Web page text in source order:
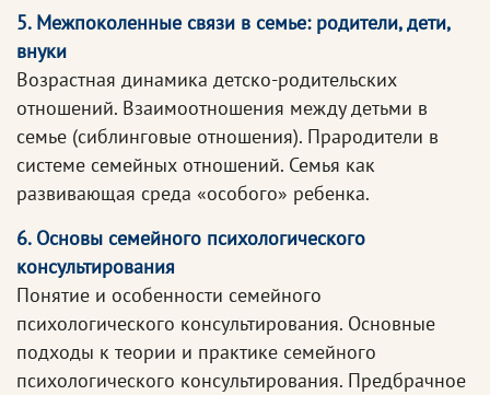
5. Межпоколенные связи в семье: родители, дети,
внуки
Возрастная динамика детско-родительских
отношений. Взаимоотношения между детьми в
семье (сиблинговые отношения). Прародители в
системе семейных отношений. Семья как
развивающая среда «особого» ребенка.
6. Основы семейного психологического
консультирования
Понятие и особенности семейного
психологического консультирования. Основные
подходы к теории и практике семейного
психологического консультирования. Предбрачное